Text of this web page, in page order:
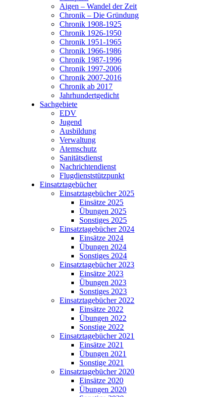
Aigen – Wandel der Zeit
Chronik – Die Gründung
Chronik 1908-1925
Chronik 1926-1950
Chronik 1951-1965
Chronik 1966-1986
Chronik 1987-1996
Chronik 1997-2006
Chronik 2007-2016
Chronik ab 2017
Jahrhundertgedicht
Sachgebiete
EDV
Jugend
Ausbildung
Verwaltung
Atemschutz
Sanitätsdienst
Nachrichtendienst
Flugdienststützpunkt
Einsatztagebücher
Einsatztagebücher 2025
Einsätze 2025
Übungen 2025
Sonstiges 2025
Einsatztagebücher 2024
Einsätze 2024
Übungen 2024
Sonstiges 2024
Einsatztagebücher 2023
Einsätze 2023
Übungen 2023
Sonstiges 2023
Einsatztagebücher 2022
Einsätze 2022
Übungen 2022
Sonstige 2022
Einsatztagebücher 2021
Einsätze 2021
Übungen 2021
Sonstige 2021
Einsatztagebücher 2020
Einsätze 2020
Übungen 2020